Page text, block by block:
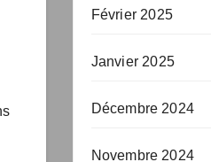
Février 2025
Janvier 2025
Décembre 2024
Novembre 2024